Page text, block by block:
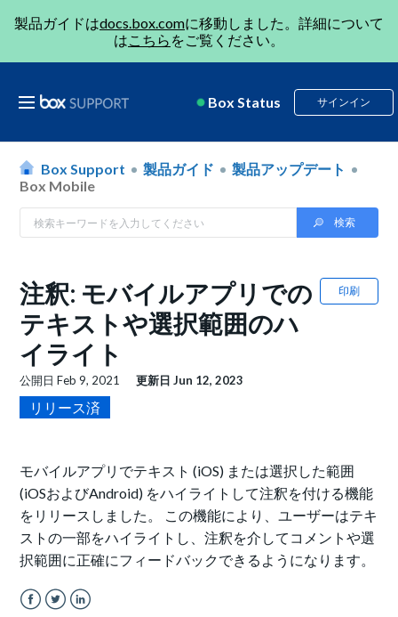
製品ガイドはdocs.box.comに移動しました。詳細について
はこちら をご覧ください。
Box Status サインイン
Box Support 製品ガイド
製品アップデート
Box Mobile
印刷
注釈: モバイルアプリでの
テキストや選択範囲のハ
イライト
公開日Feb 9, 2021 更新日Jun 12, 2023
リリース済
モバイルアプリでテキスト (iOS) または選択した範囲
(iOSおよびAndroid) をハイライトして注釈を付ける機能
をリリースしました。 この機能により、ユーザーはテキ
ストの一部をハイライトし、注釈を介してコメントや選
択範囲に正確にフィードバックできるようになります。